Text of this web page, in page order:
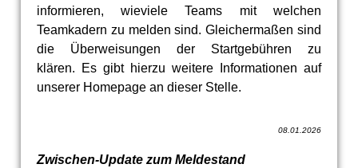
informieren, wieviele Teams mit welchen
Teamkadern zu melden sind. Gleichermaßen sind
die Überweisungen der Startgebühren zu
klären. Es gibt hierzu weitere Informationen auf
unserer Homepage an dieser Stelle.
08.01.2026
Zwischen-Update zum Meldestand